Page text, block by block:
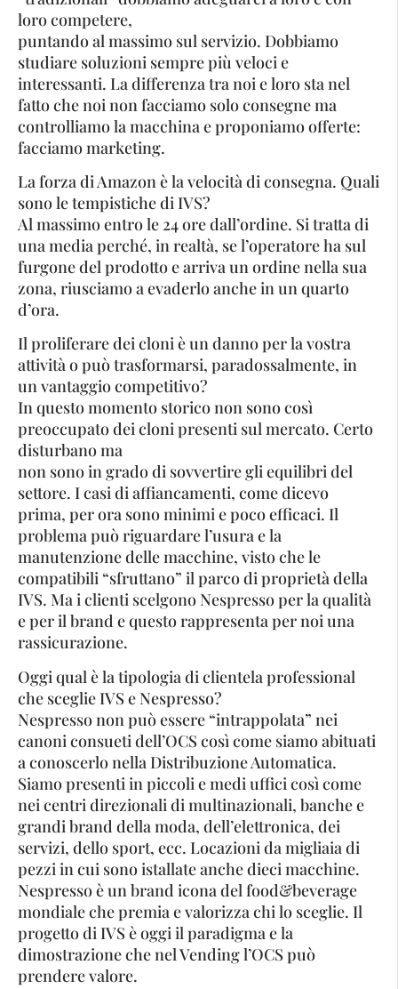
loro competere,
puntando al massimo sul servizio. Dobbiamo
studiare soluzioni sempre più veloci e
interessanti. La differenza tra noi e loro sta nel
fatto che noi non facciamo solo consegne ma
controlliamo la macchina e proponiamo offerte:
facciamo marketing.
La forza di Amazon è la velocità di consegna. Quali
sono le tempistiche di IVS?
Al massimo entro le 24 ore dall’ordine. Si tratta di
una media perché, in realtà, se l’operatore ha sul
furgone del prodotto e arriva un ordine nella sua
zona, riusciamo a evaderlo anche in un quarto
d’ora.
Il proliferare dei cloni è un danno per la vostra
attività o può trasformarsi, paradossalmente, in
un vantaggio competitivo?
In questo momento storico non sono così
preoccupato dei cloni presenti sul mercato. Certo
disturbano ma
non sono in grado di sovvertire gli equilibri del
settore. I casi di affiancamenti, come dicevo
prima, per ora sono minimi e poco efficaci. Il
problema può riguardare l’usura e la
manutenzione delle macchine, visto che le
compatibili “sfruttano” il parco di proprietà della
IVS. Ma i clienti scelgono Nespresso per la qualità
e per il brand e questo rappresenta per noi una
rassicurazione.
Oggi qual è la tipologia di clientela professional
che sceglie IVS e Nespresso?
Nespresso non può essere “intrappolata” nei
canoni consueti dell’OCS così come siamo abituati
a conoscerlo nella Distribuzione Automatica.
Siamo presenti in piccoli e medi uffici così come
nei centri direzionali di multinazionali, banche e
grandi brand della moda, dell’elettronica, dei
servizi, dello sport, ecc. Locazioni da migliaia di
pezzi in cui sono istallate anche dieci macchine.
Nespresso è un brand icona del food&beverage
mondiale che premia e valorizza chi lo sceglie. Il
progetto di IVS è oggi il paradigma e la
dimostrazione che nel Vending l’OCS può
prendere valore.